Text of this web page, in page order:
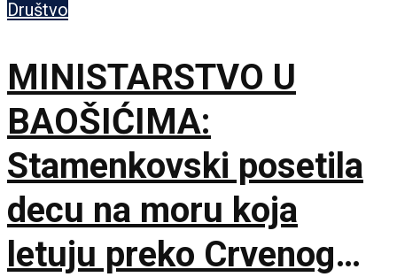
Društvo
MINISTARSTVO U
BAOŠIĆIMA:
Stamenkovski posetila
decu na moru koja
letuju preko Crvenog